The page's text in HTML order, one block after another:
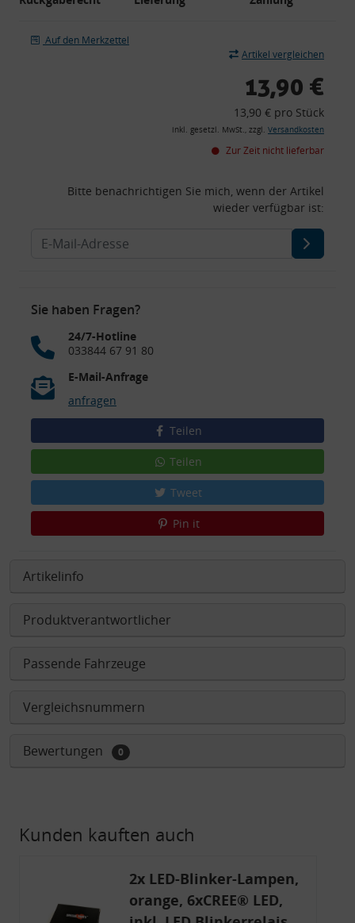
Auf den Merkzettel
Artikel vergleichen
13,90 €
13,90 € pro Stück
inkl. gesetzl. MwSt., zzgl. Versandkosten
Zur Zeit nicht lieferbar
Bitte benachrichtigen Sie mich, wenn der Artikel
wieder verfügbar ist:
Sie haben Fragen?
24/7-Hotline
033844 67 91 80
E-Mail-Anfrage
anfragen
Teilen
Teilen
Tweet
Pin it
Artikelinfo
Produktverantwortlicher
Passende Fahrzeuge
Vergleichsnummern
Bewertungen 0
Kunden kauften auch
2x LED-Blinker-Lampen,
orange, 6xCREE® LED,